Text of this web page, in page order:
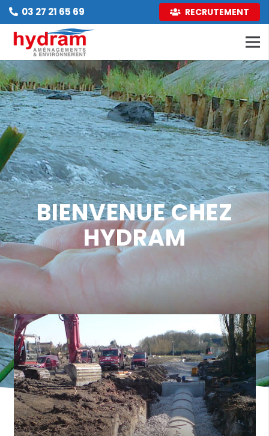
03 27 21 65 69 RECRUTEMENT
BIENVENUE CHEZ
HYDRAM